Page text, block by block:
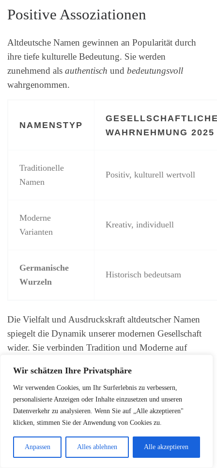
Wir schätzen Ihre Privatsphäre
Wir verwenden Cookies, um Ihr Surferlebnis zu verbessern,
personalisierte Anzeigen oder Inhalte einzusetzen und unseren
Datenverkehr zu analysieren. Wenn Sie auf „Alle akzeptieren"
klicken, stimmen Sie der Anwendung von Cookies zu.
Anpassen Alles ablehnen Alle akzeptieren
Positive Assoziationen
Altdeutsche Namen gewinnen an Popularität durch
ihre tiefe kulturelle Bedeutung. Sie werden
zunehmend als authentisch und bedeutungsvoll
wahrgenommen.
NAMENSTYP
WAHRNEHMUNG 2025
Traditionelle
Namen
Positiv, kulturell wertvoll
Moderne
Varianten
Kreativ, individuell
Germanische
Wurzeln
Historisch bedeutsam
Die Vielfalt und Ausdruckskraft altdeutscher Namen
spiegelt die Dynamik unserer modernen Gesellschaft
wider. Sie verbinden Tradition und Moderne auf
Namensbedeutungen und
deren Einfluss auf die
Persönlichkeit